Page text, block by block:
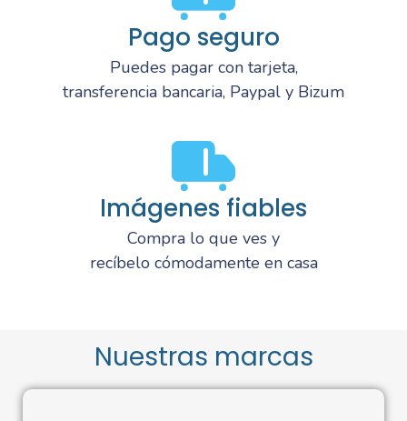
Pago seguro
Puedes pagar con tarjeta,
transferencia bancaria, Paypal y Bizum
Imágenes fiables
Compra lo que ves y
recíbelo cómodamente en casa
Nuestras marcas